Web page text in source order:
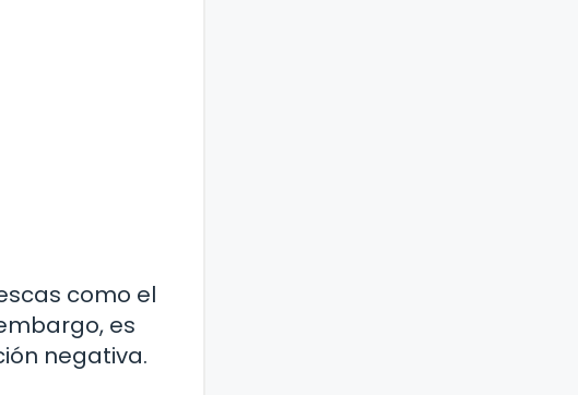
como el
es
negativa.